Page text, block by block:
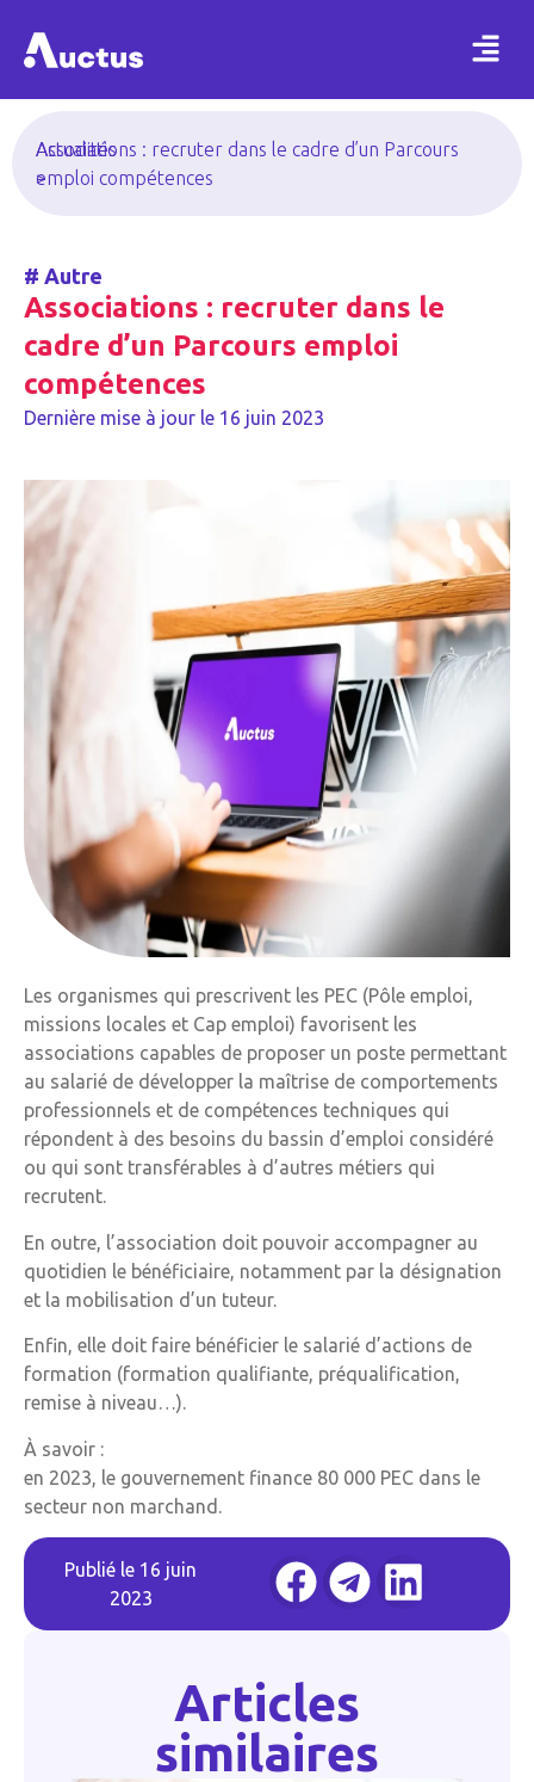
Actualités
>
Associations : recruter dans le cadre d’un Parcours
emploi compétences
# Autre
Associations : recruter dans le
cadre d’un Parcours emploi
compétences
Dernière mise à jour le 16 juin 2023
Les organismes qui prescrivent les PEC (Pôle emploi,
missions locales et Cap emploi) favorisent les
associations capables de proposer un poste permettant
au salarié de développer la maîtrise de comportements
professionnels et de compétences techniques qui
répondent à des besoins du bassin d’emploi considéré
ou qui sont transférables à d’autres métiers qui
recrutent.
En outre, l’association doit pouvoir accompagner au
quotidien le bénéficiaire, notamment par la désignation
et la mobilisation d’un tuteur.
Enfin, elle doit faire bénéficier le salarié d’actions de
formation (formation qualifiante, préqualification,
remise à niveau…).
À savoir :
en 2023, le gouvernement finance 80 000 PEC dans le
secteur non marchand.
Publié le 16 juin
2023
Articles
similaires